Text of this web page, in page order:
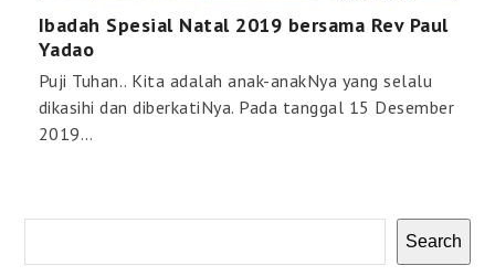
Ibadah Spesial Natal 2019 bersama Rev Paul
Yadao
Puji Tuhan.. Kita adalah anak-anakNya yang selalu
dikasihi dan diberkatiNya. Pada tanggal 15 Desember
2019…
Search